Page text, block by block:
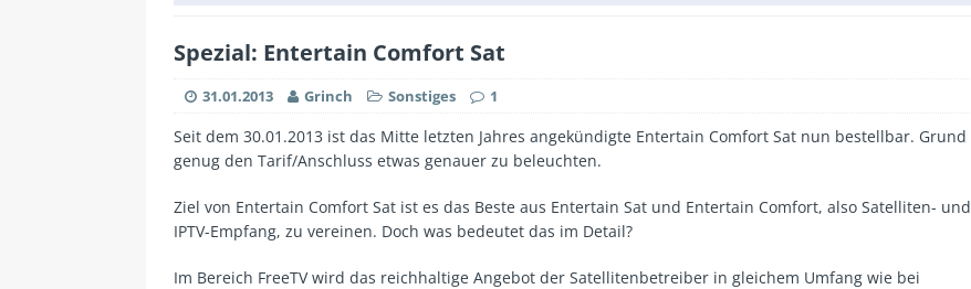
Spezial: Entertain Comfort Sat
31.01.2013 Grinch Sonstiges 1
Seit dem 30.01.2013 ist das Mitte letzten Jahres angekündigte Entertain Comfort Sat nun bestellbar. Grund
genug den Tarif/Anschluss etwas genauer zu beleuchten.
Ziel von Entertain Comfort Sat ist es das Beste aus Entertain Sat und Entertain Comfort, also Satelliten- und
IPTV-Empfang, zu vereinen. Doch was bedeutet das im Detail?
Im Bereich FreeTV wird das reichhaltige Angebot der Satellitenbetreiber in gleichem Umfang wie bei